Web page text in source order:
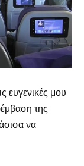
ευγενικές μου
της
να